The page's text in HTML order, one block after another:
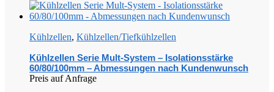
Kühlzellen, Kühlzellen/Tiefkühlzellen
Kühlzellen Serie Mult-System – Isolationsstärke
60/80/100mm – Abmessungen nach Kundenwunsch
Preis auf Anfrage